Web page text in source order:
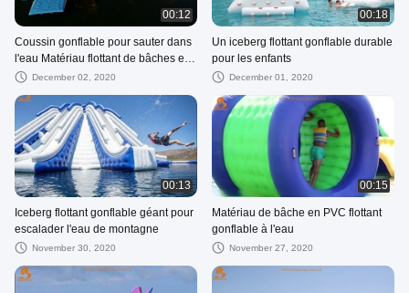
00:12
Coussin gonflable pour sauter dans
l'eau Matériau flottant de bâches en
PVCDecember 02, 2020
00:18
Un iceberg flottant gonflable durable
pour les enfants
December 01, 2020
00:13
Iceberg flottant gonflable géant pour
escalader l'eau de montagne
November 30, 2020
00:15
Matériau de bâche en PVC flottant
gonflable à l'eau
November 27, 2020